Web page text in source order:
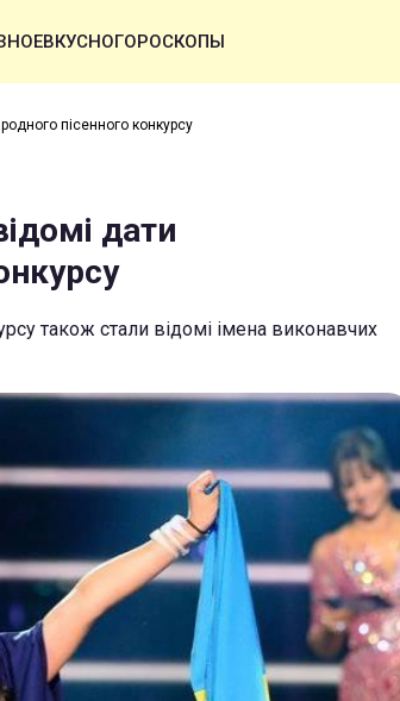
ВКУСНОГОРОСКОПЫ
пісенного конкурсу
дати
також стали відомі імена виконавчих